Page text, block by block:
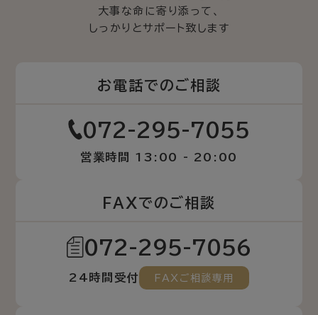
大事な命に寄り添って、
しっかりとサポート致します
お電話でのご相談
072-295-7055
営業時間 13:00 - 20:00
FAXでのご相談
072-295-7056
24時間受付 FAXご相談専用